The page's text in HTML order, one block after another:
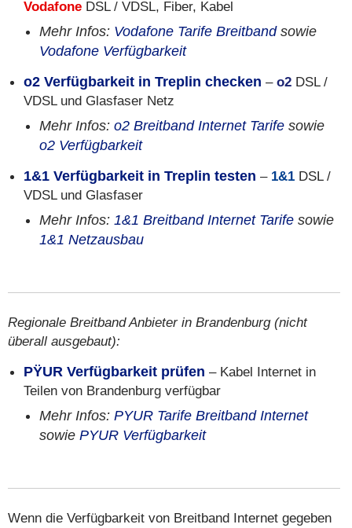
Vodafone DSL / VDSL, Fiber, Kabel
Mehr Infos: Vodafone Tarife Breitbandsowie
Vodafone Verfügbarkeit
o2 Verfügbarkeit in Treplin checken – o2 DSL /
VDSL und Glasfaser Netz
Mehr Infos: o2 Breitband Internet Tarife sowie
o2 Verfügbarkeit
1&1 Verfügbarkeit in Treplin testen – 1&1 DSL /
VDSL und Glasfaser
Mehr Infos: 1&1 Breitband Internet Tarife sowie
1&1 Netzausbau
Regionale Breitband Anbieter in Brandenburg (nicht
überall ausgebaut):
PŸUR Verfügbarkeit prüfen – Kabel Internet in
Teilen von Brandenburg verfügbar
Mehr Infos: PYUR Tarife Breitband Internet
sowie PYUR Verfügbarkeit
Wenn die Verfügbarkeit von Breitband Internet gegeben